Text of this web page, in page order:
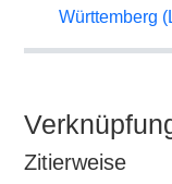
Württemberg
Zitierweise